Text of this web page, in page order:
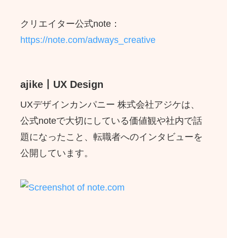
クリエイター公式note：
https://note.com/adways_creative
ajike丨UX Design
UXデザインカンパニー 株式会社アジケは、
公式noteで大切にしている価値観や社内で話
題になったこと、転職者へのインタビューを
公開しています。